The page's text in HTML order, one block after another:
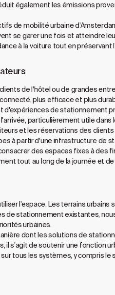
également les émissions
de mobilité urbaine
se garer une fois et atteindre
à la voiture tout en préservant
de l'hôtel ou de grandes
plus efficace et plus
de stationnement
particulièrement utile
et les réservations des
à partir d'une infrastructure de
des espaces fixes à des
tout au long de la journée et de
l'espace. Les terrains
de stationnement existantes,
urbaines.
dont les solutions de
il s'agit de soutenir une fonction
tous les systèmes, y compris le